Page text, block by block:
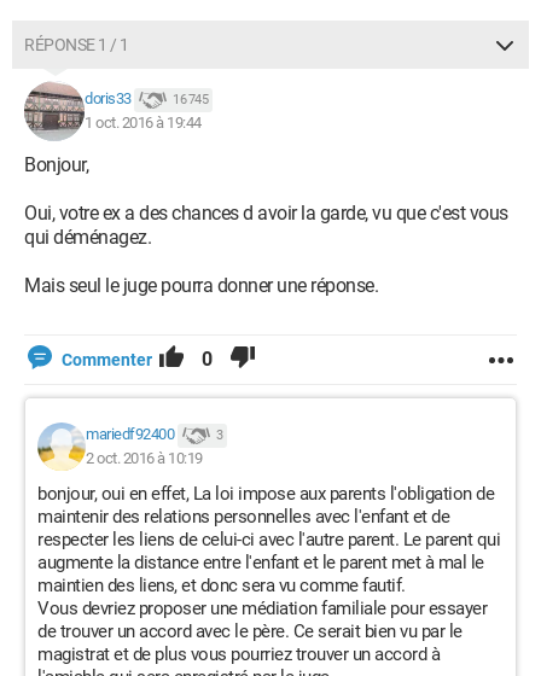
RÉPONSE 1 / 1
doris33 16 745
1 oct. 2016 à 19:44
Bonjour,
Oui, votre ex a des chances d avoir la garde, vu que c'est vous
qui déménagez.
Mais seul le juge pourra donner une réponse.
Commenter 0
mariedf92400 3
2 oct. 2016 à 10:19
bonjour, oui en effet, La loi impose aux parents l'obligation de
maintenir des relations personnelles avec l'enfant et de
respecter les liens de celui-ci avec l'autre parent. Le parent qui
augmente la distance entre l'enfant et le parent met à mal le
maintien des liens, et donc sera vu comme fautif.
Vous devriez proposer une médiation familiale pour essayer
de trouver un accord avec le père. Ce serait bien vu par le
magistrat et de plus vous pourriez trouver un accord à